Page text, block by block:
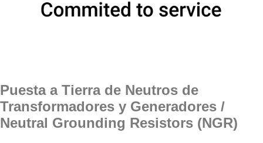
Puesta a Tierra de Neutros de
Transformadores y Generadores /
Neutral Grounding Resistors (NGR)